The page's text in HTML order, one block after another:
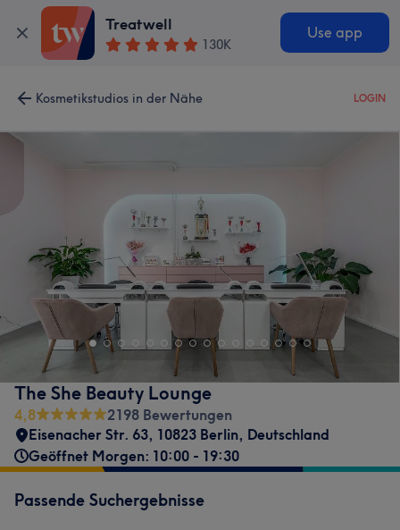
Treatwell
130K
Use app
Kosmetikstudios in der Nähe LOGIN
The She Beauty Lounge
4,8
2198 Bewertungen
Eisenacher Str. 63, 10823 Berlin, Deutschland
Geöffnet Morgen: 10:00 - 19:30
Passende Suchergebnisse